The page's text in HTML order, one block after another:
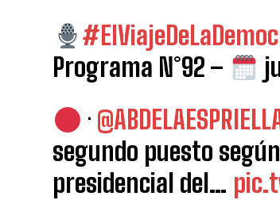
Programa N°92 –
·
segundo puesto
presidencial del…